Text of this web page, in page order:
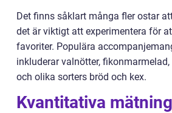
Det finns såklart många fler ostar
det är viktigt att experimentera för
favoriter. Populära
inkluderar valnötter,
och olika sorters bröd och kex.
Kvantitativa